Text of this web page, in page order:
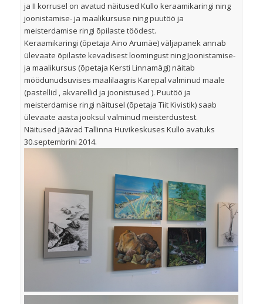
ja II korrusel on avatud näitused Kullo keraamikaringi ning
joonistamise- ja maalikursuse ning puutöö ja
meisterdamise ringi õpilaste töödest.
Keraamikaringi (õpetaja Aino Arumäe) väljapanek annab
ülevaate õpilaste kevadisest loomingust ning Joonistamise-
ja maalikursus (õpetaja Kersti Linnamägi) näitab
möödunudsuvises maalilaagris Karepal valminud maale
(pastellid , akvarellid ja joonistused ). Puutöö ja
meisterdamise ringi näitusel (õpetaja Tiit Kivistik) saab
ülevaate aasta jooksul valminud meisterdustest.
Näitused jäävad Tallinna Huvikeskuses Kullo avatuks
30.septembrini 2014.